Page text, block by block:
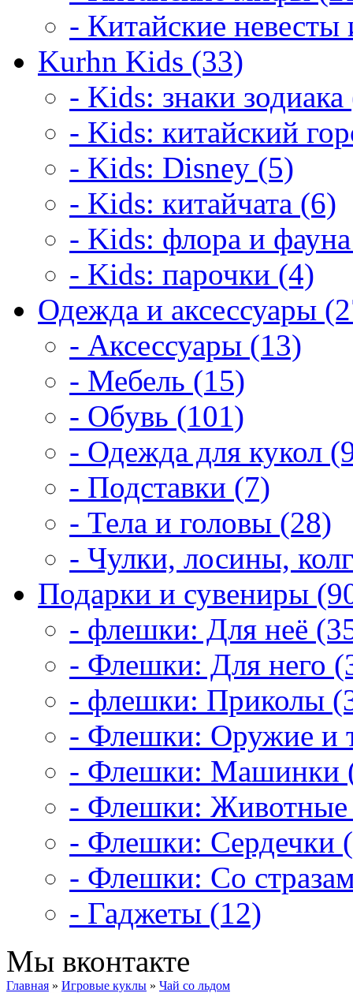
- Китайские
Kurhn Kids (33)
- Kids: знаки
- Kids: китайский
- Kids: Disney (5)
- Kids: китайчата (6)
- Kids: флора и
- Kids: парочки (4)
Одежда и аксессуары
- Аксессуары (13)
- Мебель (15)
- Обувь (101)
- Одежда для кукол
- Подставки (7)
- Тела и головы (28)
- Чулки, лосины,
Подарки и сувениры
- флешки: Для неё
- Флешки: Для него
- флешки: Приколы
- Флешки: Оружие и
- Флешки: Машинки
- Флешки: Животные
- Флешки: Сердечки
- Флешки: Со
- Гаджеты (12)
Мы вконтакте
Главная » Игровые куклы » Чай со льдом